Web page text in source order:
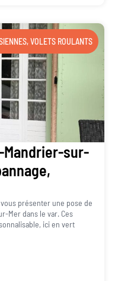
,VOLETS ROULANTS
Mandrier-sur-
présenter une pose de
Mer dans le var. Ces
ici en vert